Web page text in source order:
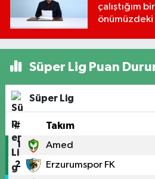
çalıştığım
önümüzdeki
Süper Lig Puan
Süper Lig
# Takım
1 Amed
2 Erzurumspor FK